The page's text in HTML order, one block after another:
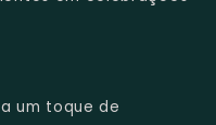
um toque de